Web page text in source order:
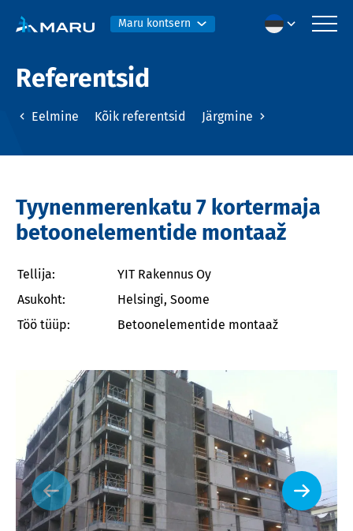
Maru kontsern
Referentsid
Eelmine Kõik referentsid Järgmine
Tyynenmerenkatu 7 kortermaja
betoonelementide montaaž
Tellija:
YIT Rakennus Oy
Asukoht:
Helsingi, Soome
Töö tüüp:
Betoonelementide montaaž